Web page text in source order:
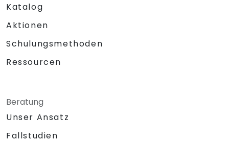
Katalog
Aktionen
Schulungsmethoden
Ressourcen
Beratung
Unser Ansatz
Fallstudien